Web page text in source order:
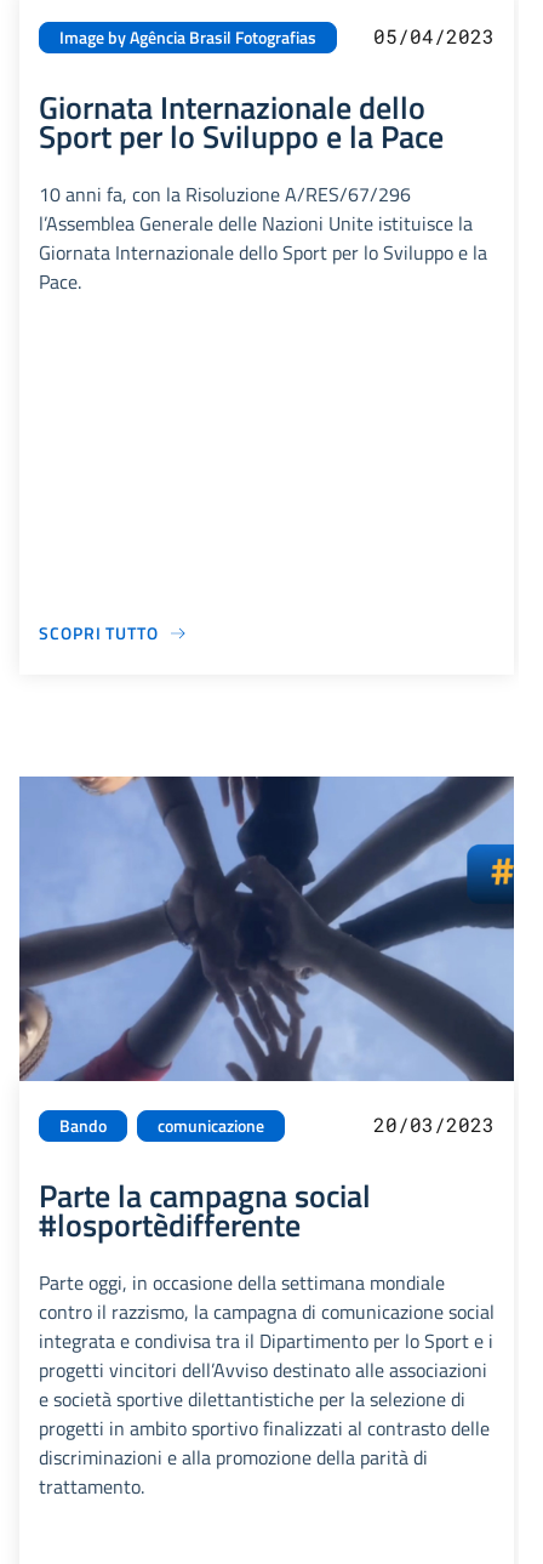
Image by Agência Brasil Fotografias 05/04/2023
Giornata Internazionale dello
Sport per lo Sviluppo e la Pace
10 anni fa, con la Risoluzione A/RES/67/296
l’Assemblea Generale delle Nazioni Unite istituisce la
Giornata Internazionale dello Sport per lo Sviluppo e la
Pace.
SCOPRI TUTTO
Bando comunicazione 20/03/2023
Parte la campagna social
#losportèdifferente
Parte oggi, in occasione della settimana mondiale
contro il razzismo, la campagna di comunicazione social
integrata e condivisa tra il Dipartimento per lo Sport e i
progetti vincitori dell’Avviso destinato alle associazioni
e società sportive dilettantistiche per la selezione di
progetti in ambito sportivo finalizzati al contrasto delle
discriminazioni e alla promozione della parità di
trattamento.